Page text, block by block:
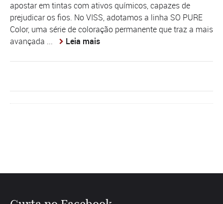
apostar em tintas com ativos químicos, capazes de
prejudicar os fios. No VISS, adotamos a linha SO PURE
Color, uma série de coloração permanente que traz a mais
avançada ...
Leia mais